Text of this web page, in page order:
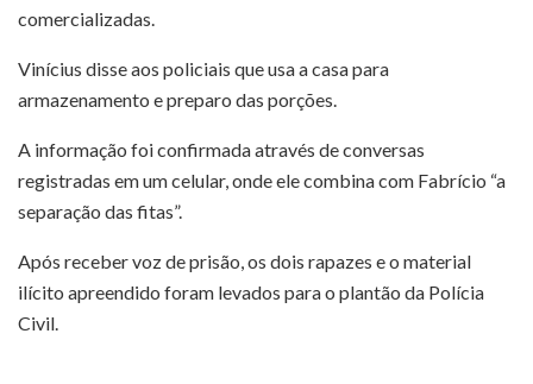
comercializadas.
Vinícius disse aos policiais que usa a casa para
armazenamento e preparo das porções.
A informação foi confirmada através de conversas
registradas em um celular, onde ele combina com Fabrício “a
separação das fitas”.
Após receber voz de prisão, os dois rapazes e o material
ilícito apreendido foram levados para o plantão da Polícia
Civil.